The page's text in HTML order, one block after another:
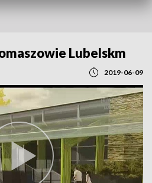
Lubelskm
2019-06-09